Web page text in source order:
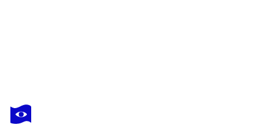
BARRON HOLLAND
Destination